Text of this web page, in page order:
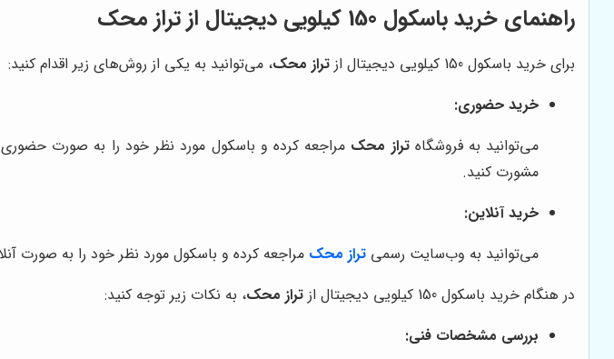
راهنمای خرید باسکول 150 کیلویی دیجیتال از تراز محک
برای خرید باسکول 150 کیلویی دیجیتال از تراز محک، می‌توانید به یکی از روش‌های زیر اقدام کنید:
خرید حضوری:
می‌توانید به فروشگاهتراز محک مراجعه کرده و باسکول مورد نظر خود را به صورت
مشورت کنید.
خرید آنلاین:
می‌توانید به وب‌سایت رسمی تراز محک مراجعه کرده و باسکول مورد نظر خود را به صورت
در هنگام خرید باسکول 150 کیلویی دیجیتال از
تراز محک، به نکات زیر توجه کنید:
بررسی مشخصات فنی: